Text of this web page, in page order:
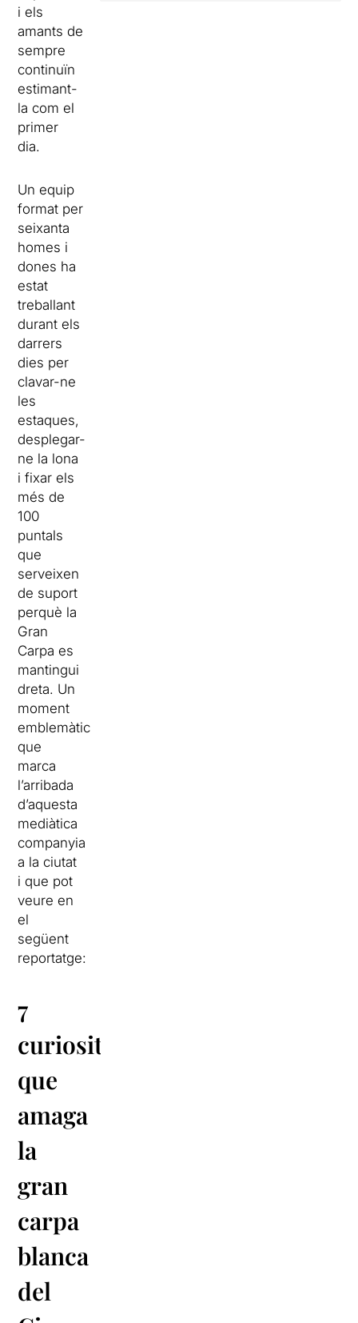
i els
amants de
sempre
continuïn
estimant-
la com el
primer
dia.
Un equip
format per
seixanta
homes i
dones ha
estat
treballant
durant els
darrers
dies per
clavar-ne
les
estaques,
desplegar-
ne la lona
i fixar els
més de
100
puntals
que
serveixen
de suport
perquè la
Gran
Carpa es
mantingui
dreta. Un
moment
emblemàtic
que
marca
l’arribada
d’aquesta
mediàtica
companyia
a la ciutat
i que pot
veure en
el
següent
reportatge:
7
curiositats
que
amaga
la
gran
carpa
blanca
del